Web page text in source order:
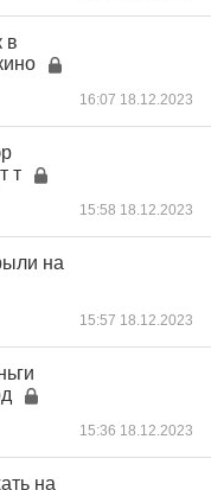
в
16:07 18.12.2023
т
15:58 18.12.2023
на
15:57 18.12.2023
15:36 18.12.2023
на